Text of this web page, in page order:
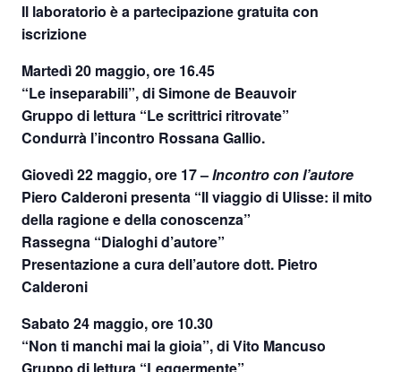
Il laboratorio è a partecipazione gratuita con
iscrizione
Martedì 20 maggio, ore 16.45
“Le inseparabili”, di Simone de Beauvoir
Gruppo di lettura “Le scrittrici ritrovate”
Condurrà l’incontro Rossana Gallio.
Giovedì 22 maggio, ore 17–Incontro con l’autore
Piero Calderoni presenta “Il viaggio di Ulisse: il mito
della ragione e della conoscenza”
Rassegna “Dialoghi d’autore”
Presentazione a cura dell’autore dott. Pietro
Calderoni
Sabato 24 maggio, ore 10.30
“Non ti manchi mai la gioia”, di Vito Mancuso